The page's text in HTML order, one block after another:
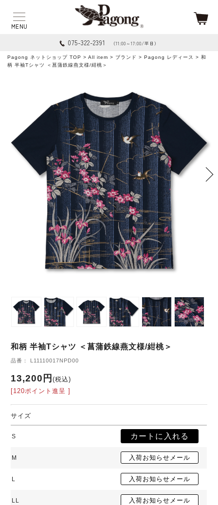
075-322-2391 （11:00～17:00/平日）
Pagong ネットショップ TOP > All item > ブランド > Pagong レディース
> 和
柄 半袖Tシャツ ＜菖蒲鉄線燕文様/紺桃＞
和柄 半袖Tシャツ ＜菖蒲鉄線燕文様/紺桃＞
品番： L11110017NPD00
13,200円(税込)
[120ポイント進呈 ]
サイズ
S
M
L
LL